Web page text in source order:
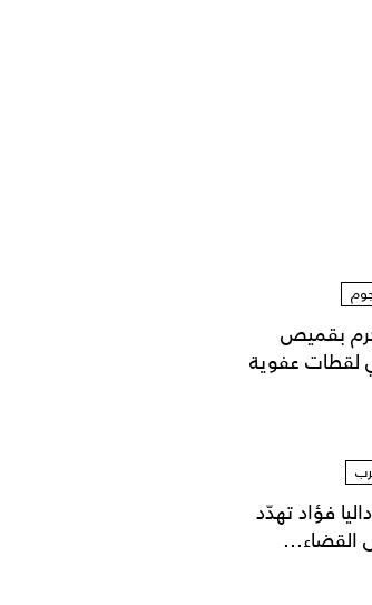
بقميص
لقطات عفوية
فؤاد تهدّد
القضاء...